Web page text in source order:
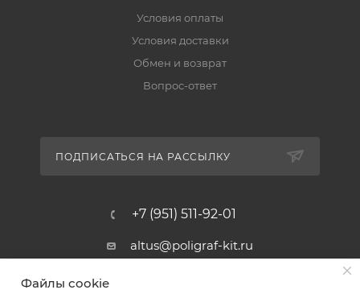
Условия оплаты
Условия доставки
Обмен и возврат
Вопрос-ответ
ПОДПИСАТЬСЯ НА РАССЫЛКУ
+7 (951) 511-92-01
altus@poligraf-kit.ru
Магазин-склад ТЦ "Альтус"
Файлы cookie